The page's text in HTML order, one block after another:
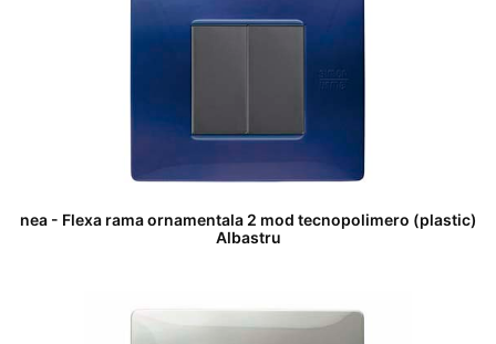
nea - Flexa rama ornamentala 2 mod tecnopolimero (plastic)
Albastru